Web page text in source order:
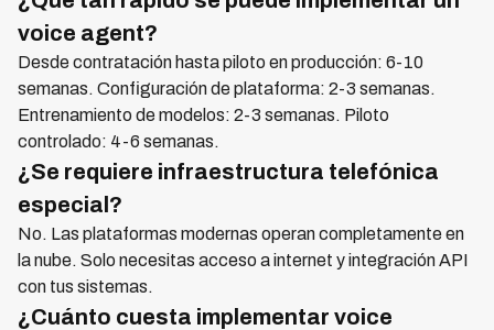
voice agent?
Desde contratación hasta piloto en producción: 6-10
semanas. Configuración de plataforma: 2-3 semanas.
Entrenamiento de modelos: 2-3 semanas. Piloto
controlado: 4-6 semanas.
¿Se requiere infraestructura telefónica
especial?
No. Las plataformas modernas operan completamente en
la nube. Solo necesitas acceso a internet y integración API
con tus sistemas.
¿Cuánto cuesta implementar voice